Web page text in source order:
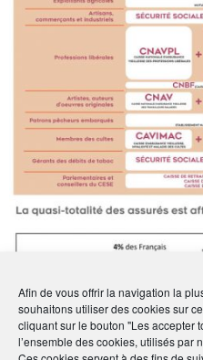
Afin de vous offrir la navigation la
souhaitons utiliser des cookies sur
cliquant sur le bouton "Les accepter
l’ensemble des cookies, utilisés par
Ces cookies servent à des fins de